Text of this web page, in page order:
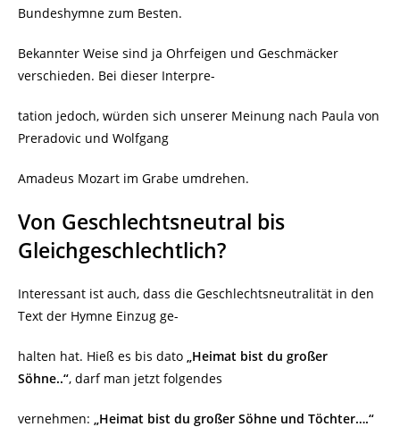
Bundeshymne zum Besten.
Bekannter Weise sind ja Ohrfeigen und Geschmäcker
verschieden. Bei dieser Interpre-
tation jedoch, würden sich unserer Meinung nach Paula von
Preradovic und Wolfgang
Amadeus Mozart im Grabe umdrehen.
Von Geschlechtsneutral bis
Gleichgeschlechtlich?
Interessant ist auch, dass die Geschlechtsneutralität in den
Text der Hymne Einzug ge-
halten hat. Hieß es bis dato „Heimat bist du großer
Söhne..“, darf man jetzt folgendes
vernehmen: „Heimat bist du großer Söhne und Töchter….“